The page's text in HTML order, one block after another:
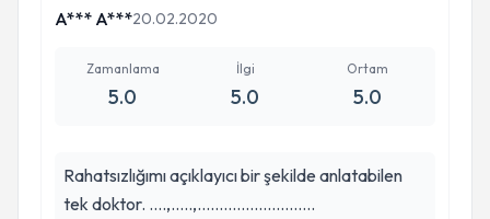
A*** A***20.02.2020
Zamanlama
5.0
İlgi
5.0
Ortam
5.0
Rahatsızlığımı açıklayıcı bir şekilde anlatabilen
tek doktor. ....,.....,...........................